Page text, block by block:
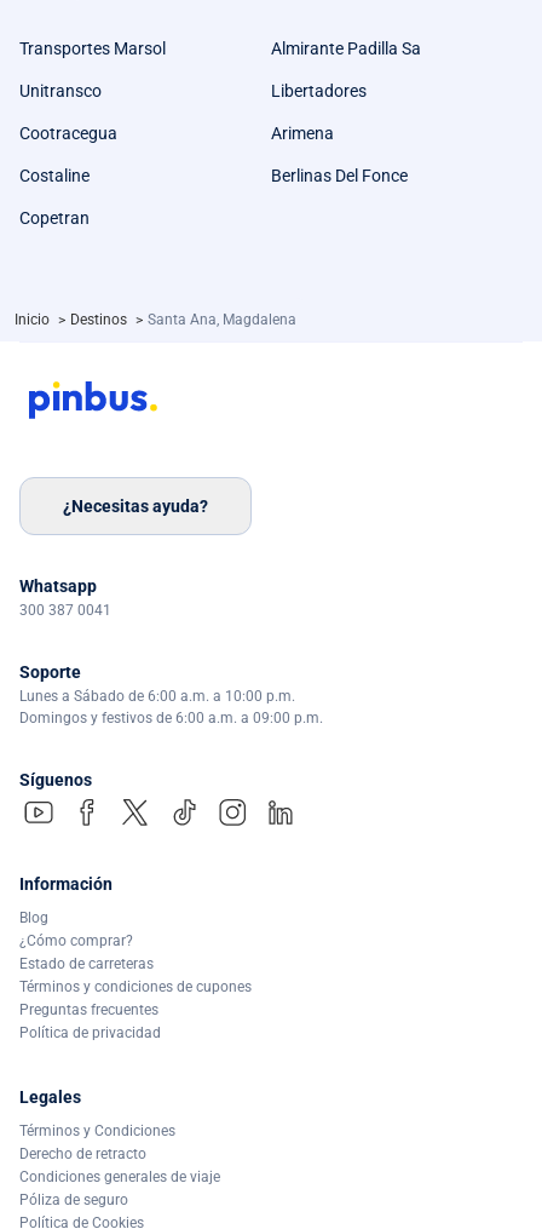
Transportes Marsol Almirante Padilla Sa
Unitransco Libertadores
Cootracegua Arimena
Costaline Berlinas Del Fonce
Copetran
Inicio > Destinos > Santa Ana, Magdalena
¿Necesitas ayuda?
Whatsapp
300 387 0041
Soporte
Lunes a Sábado de 6:00 a.m. a 10:00 p.m.
Domingos y festivos de 6:00 a.m. a 09:00 p.m.
Síguenos
Información
Blog
¿Cómo comprar?
Estado de carreteras
Términos y condiciones de cupones
Preguntas frecuentes
Política de privacidad
Legales
Términos y Condiciones
Derecho de retracto
Condiciones generales de viaje
Póliza de seguro
Política de Cookies